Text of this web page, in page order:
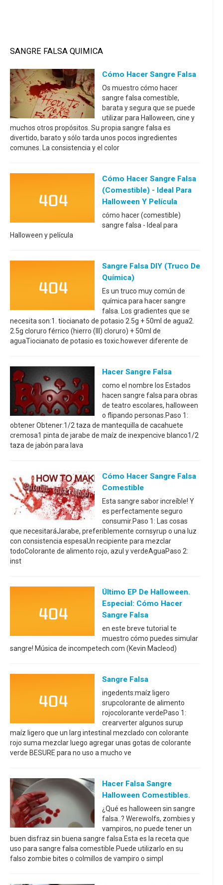
SANGRE FALSA QUIMICA
Cómo Hacer Sangre Falsa
Os muestro cómo hacer
sangre falsa comestible,
barata y segura que se puede
utilizar para Halloween, cine y
muchos otros propósitos. Su propia sangre falsa es
divertido, barato y sólo tarda unos pocos ingredientes
comunes. La consistencia y el color
Cómo Hacer Sangre Falsa
(comestible) - Ideal Para
Halloween Y Película
cómo hacer (comestible)
sangre falsa - Ideal para
Halloween y película
Sangre Falsa DIY (truco De
Química)
Es un truco muy común de
química para hacer sangre
falsa. Los gradientes que se
necesita son:1. tiocianato de potasio 2.5g + 50ml de agua2.
2.5g cloruro férrico (hierro (III) cloruro) + 50ml de
aguaTiocianato de potasio es toxic.however diferente de
Hacer Sangre Falsa
como el nombre los Estados
hacen sangre falsa para obras
de teatro escolares, halloween
o flipando personas.Paso 1:
obtener Obtener:1/2 taza de mantequilla de cacahuete
cremosa1 pinta de jarabe de maíz de inexpencive blanco1/2
taza de jabón para lava
Cómo Hacer Sangre Falsa
Comestible
Esta sangre sabor increíble! Y
es perfectamente seguro
consumir.Paso 1: Las cosas
que necesitaráJarabe, preferiblemente cornsyrup o una luz
con consistencia espesaUn recipiente para mezclar
todoColorante de alimento rojo, azul y verdeAguaPaso 2:
inst
Último EP De Halloween.
Especial: Cómo Hacer
Sangre Falsa
en este breve tutorial te
muestro cómo puedes simular
sangre! Música de incompetech.com (Kevin Macleod)
Sangre Falsa
ingedents:maíz ligero
srupcolorante de alimento
rojocolorante verdePaso 1:
crearverter algunos surup
maíz ligero que un larg intestinal mezclado con colorante
rojo suma mezclar luego agregar unas gotas de colorante
verde BESURE para no uso a mucho ve
Hacer Falsa Sangre
Halloween Comestibles.
¿Qué es halloween sin sangre
falsa..? Werewolfs, zombies y
vampiros, no puede tener un
buen disfraz sin buena sangre falsa.Esta es la receta que
uso para sangre falsa comestible.Puede utilizarlo en su
falso zombie bites o colmillos de vampiro o simpl